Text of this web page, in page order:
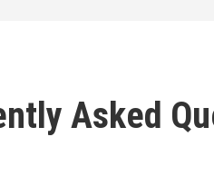
Asked